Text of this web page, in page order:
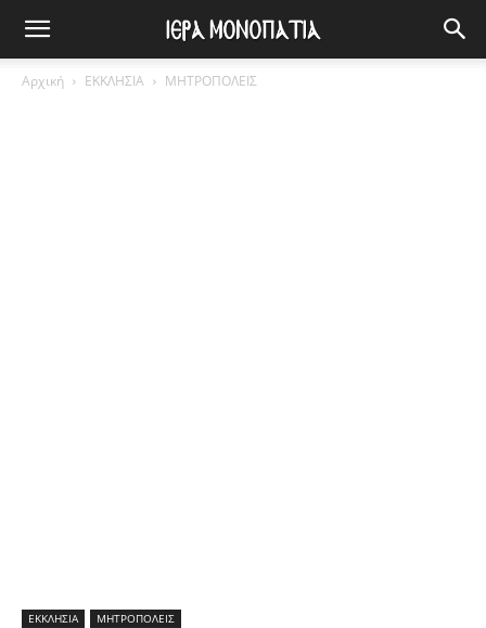
Αρχική ΕΚΚΛΗΣΙΑ ΜΗΤΡΟΠΟΛΕΙΣ
ΕΚΚΛΗΣΙΑ ΜΗΤΡΟΠΟΛΕΙΣ